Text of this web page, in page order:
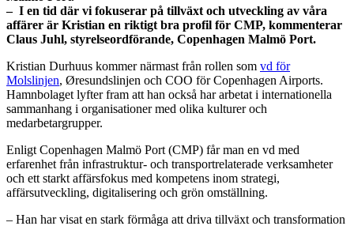
– I en tid där vi fokuserar på tillväxt och utveckling av våra
affärer är Kristian en riktigt bra profil för CMP, kommenterar
Claus Juhl, styrelseordförande, Copenhagen Malmö Port.
Kristian Durhuus kommer närmast från rollen som vd för
Molslinjen, Øresundslinjen och COO för Copenhagen Airports.
Hamnbolaget lyfter fram att han också har arbetat i internationella
sammanhang i organisationer med olika kulturer och
medarbetargrupper.
Enligt Copenhagen Malmö Port (CMP) får man en vd med
erfarenhet från infrastruktur- och transportrelaterade verksamheter
och ett starkt affärsfokus med kompetens inom strategi,
affärsutveckling, digitalisering och grön omställning.
– Han har visat en stark förmåga att driva tillväxt och transformation